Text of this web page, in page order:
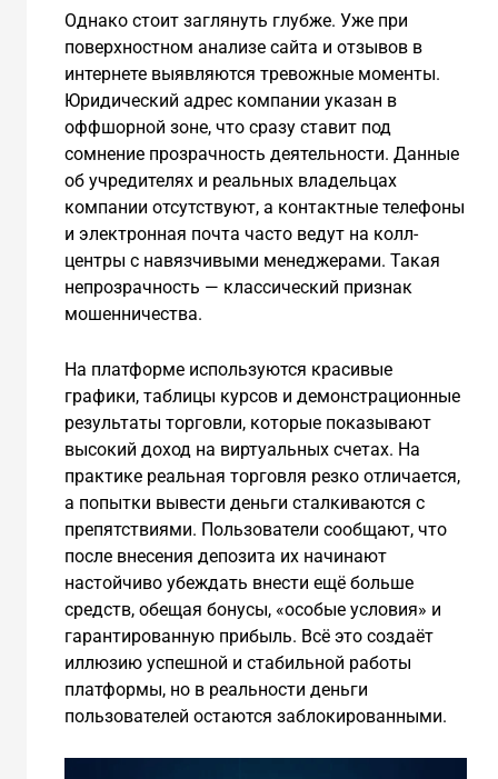
Однако стоит заглянуть глубже. Уже при
поверхностном анализе сайта и отзывов в
интернете выявляются тревожные моменты.
Юридический адрес компании указан в
оффшорной зоне, что сразу ставит под
сомнение прозрачность деятельности. Данные
об учредителях и реальных владельцах
компании отсутствуют, а контактные телефоны
и электронная почта часто ведут на колл-
центры с навязчивыми менеджерами. Такая
непрозрачность — классический признак
мошенничества.
На платформе используются красивые
графики, таблицы курсов и демонстрационные
результаты торговли, которые показывают
высокий доход на виртуальных счетах. На
практике реальная торговля резко отличается,
а попытки вывести деньги сталкиваются с
препятствиями. Пользователи сообщают, что
после внесения депозита их начинают
настойчиво убеждать внести ещё больше
средств, обещая бонусы, «особые условия» и
гарантированную прибыль. Всё это создаёт
иллюзию успешной и стабильной работы
платформы, но в реальности деньги
пользователей остаются заблокированными.